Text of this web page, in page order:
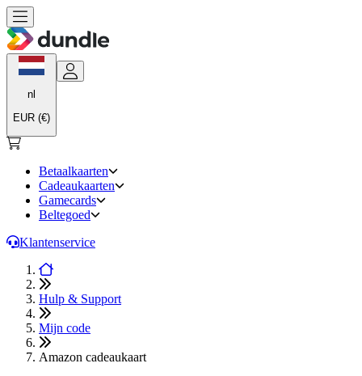
nl
EUR (€)
Betaalkaarten
Cadeaukaarten
Gamecards
Beltegoed
Klantenservice
Hulp & Support
Mijn code
Amazon cadeaukaart